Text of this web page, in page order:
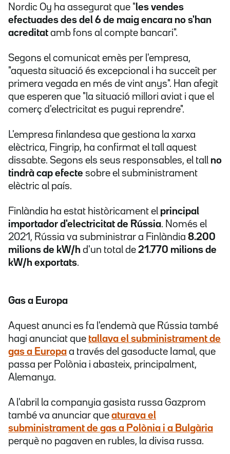
Nordic Oy ha assegurat que " les vendes
efectuades des del 6 de maig encara no s'han
acreditat amb fons al compte bancari".
Segons el comunicat emès per l'empresa,
"aquesta situació és excepcional i ha succeït per
primera vegada en més de vint anys". Han afegit
que esperen que "la situació millori aviat i que el
comerç d'electricitat es pugui reprendre".
L'empresa finlandesa que gestiona la xarxa
elèctrica, Fingrip, ha confirmat el tall aquest
dissabte. Segons els seus responsables, el tall no
tindrà cap efecte sobre el subministrament
elèctric al país.
Finlàndia ha estat històricament el principal
importador d'electricitat de Rússia. Només el
2021, Rússia va subministrar a Finlàndia 8.200
milions de kW/h d'un total de 21.770 milions de
kW/h exportats.
Gas a Europa
Aquest anunci es fa l'endemà que Rússia també
hagi anunciat que tallava el subministrament de
gas a Europa a través del gasoducte Iamal, que
passa per Polònia i abasteix, principalment,
Alemanya.
A l'abril la companyia gasista russa Gazprom
també va anunciar que aturava el
subministrament de gas a Polònia i a Bulgària
perquè no pagaven en rubles, la divisa russa.